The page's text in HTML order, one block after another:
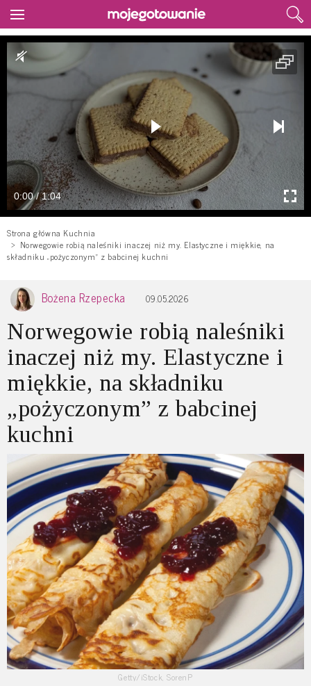
0:00 / 1:04
Strona główna Kuchnia
Norwegowie robią naleśniki inaczej niż my. Elastyczne i miękkie, na
składniku „pożyczonym” z babcinej kuchni
Bożena Rzepecka 09.05.2026
Norwegowie robią naleśniki
inaczej niż my. Elastyczne i
miękkie, na składniku
„pożyczonym” z babcinej
kuchni
Getty/iStock, SorenP